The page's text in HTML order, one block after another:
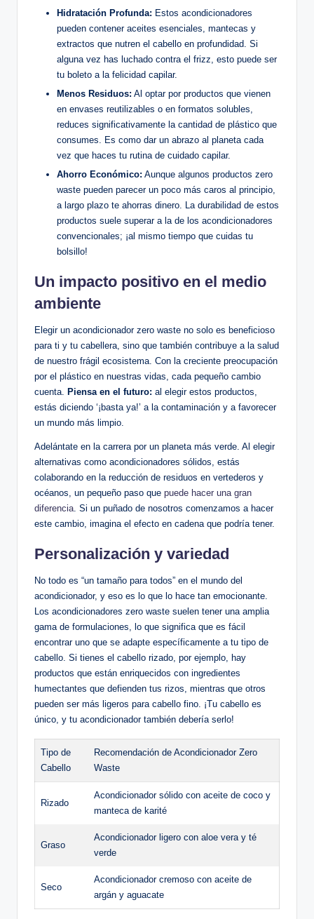
Hidratación Profunda: Estos acondicionadores
pueden contener aceites esenciales, mantecas y
extractos que nutren el cabello en profundidad. Si
alguna vez has luchado contra el frizz, esto puede ser
tu boleto a la felicidad capilar.
Menos Residuos: Al optar por productos que vienen
en envases reutilizables o en formatos solubles,
reduces significativamente la cantidad de plástico que
consumes. Es como dar un abrazo al planeta cada
vez que haces tu rutina de cuidado capilar.
Ahorro Económico: Aunque algunos productos zero
waste pueden parecer un poco más caros al principio,
a largo plazo te ahorras dinero. La durabilidad de estos
productos suele superar a la de los acondicionadores
convencionales; ¡al mismo tiempo que cuidas tu
bolsillo!
Un impacto positivo en el medio
ambiente
Elegir un acondicionador zero waste no solo es beneficioso
para ti y tu cabellera, sino que también contribuye a la salud
de nuestro frágil ecosistema. Con la creciente preocupación
por el plástico en nuestras vidas, cada pequeño cambio
cuenta.
Piensa en el futuro: al elegir estos productos,
estás diciendo ‘¡basta ya!’ a la contaminación y a favorecer
un mundo más limpio.
Adelántate en la carrera por un planeta más verde. Al elegir
alternativas como acondicionadores sólidos, estás
colaborando en la reducción de residuos en vertederos y
océanos, un pequeño paso que puede hacer una gran
diferencia . Si un puñado de nosotros comenzamos a hacer
este cambio, imagina el efecto en cadena que podría tener.
Personalización y variedad
No todo es “un tamaño para todos” en el mundo del
acondicionador, y eso es lo que lo hace tan emocionante.
Los acondicionadores zero waste suelen tener una amplia
gama de formulaciones, lo que significa que es fácil
encontrar uno que se adapte específicamente a tu tipo de
cabello. Si tienes el cabello rizado, por ejemplo, hay
productos que están enriquecidos con ingredientes
humectantes que defienden tus rizos, mientras que otros
pueden ser más ligeros para cabello fino. ¡Tu cabello es
único, y tu acondicionador también debería serlo!
Tipo de
Cabello
Recomendación de Acondicionador Zero
Waste
Rizado
Acondicionador sólido con aceite de coco y
manteca de karité
Graso
Acondicionador ligero con aloe vera y té
verde
Seco
Acondicionador cremoso con aceite de
argán y aguacate